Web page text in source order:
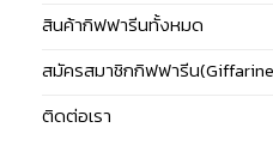
สินค้ากิฟฟารีนทั้งหมด
สมัครสมาชิกกิฟฟารีน
ติดต่อเรา